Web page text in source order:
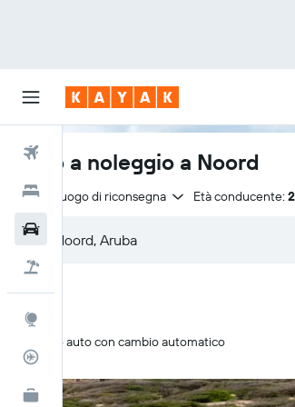
Hotel
KAYAK Business
NOVITÀ
Auto a noleggio a Noord
Stesso luogo di riconsegna Età conducente:
Solo auto con cambio automatico